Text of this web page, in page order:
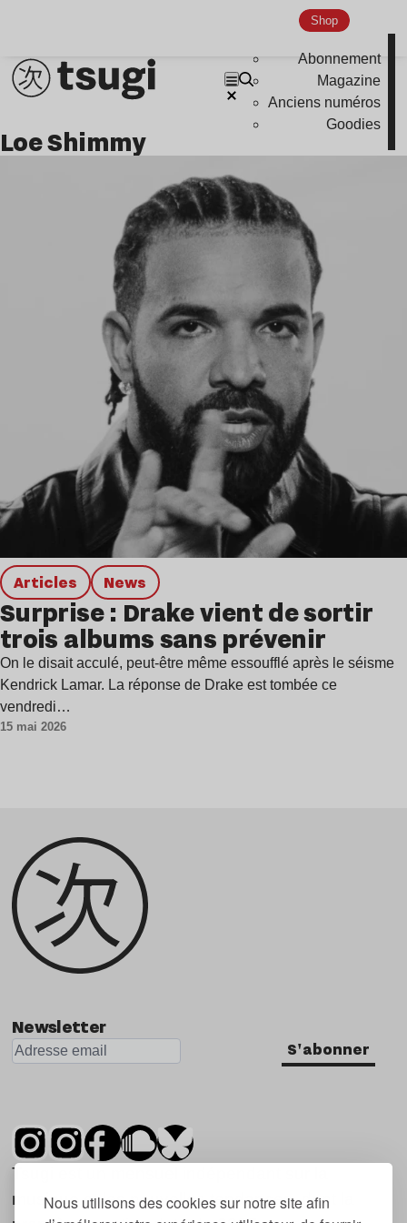
Nous utilisons des cookies sur notre site afin
Shop
Abonnement
Magazine
Anciens numéros
Goodies
Loe Shimmy
Articles news
Surprise : Drake vient de sortir
trois albums sans prévenir
On le disait acculé, peut-être même essoufflé après le séisme
Kendrick Lamar. La réponse de Drake est tombée ce
vendredi…
15 mai 2026
Newsletter
S'abonner
Tsugi est un mensuel indépendant sur la
musique et les nouvelles tendances, dont la